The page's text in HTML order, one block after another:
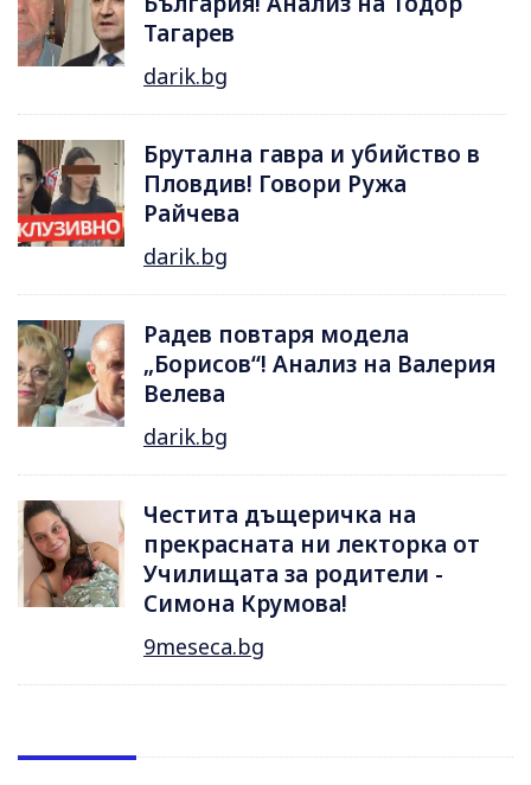
Тагарев
darik.bg
Брутална гавра и убийство в
Пловдив! Говори Ружа
Райчева
darik.bg
Радев повтаря модела
„Борисов“! Анализ на Валерия
Велева
darik.bg
Честита дъщеричка на
прекрасната ни лекторка от
Училищата за родители -
Симона Крумова!
9meseca.bg